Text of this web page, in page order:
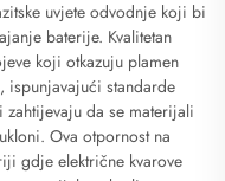
uvjete odvodnje koji bi
baterije. Kvalitetan
koji otkazuju plamen
ispunjavajući standarde
da se materijali
Ova otpornost na
gdje električne kvarove